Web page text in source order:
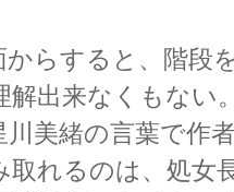
からすると、階段
解出来なくもない
美緒の言葉で作
取れるのは、処女